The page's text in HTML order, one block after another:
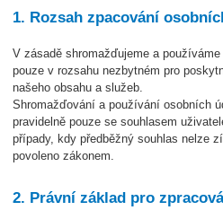
1. Rozsah zpacování
V zásadě shromažďujeme a
pouze v rozsahu nezbytném pro
našeho obsahu a služeb.
Shromažďování a používání osobních
pravidelně pouze se souhlasem
případy, kdy předběžný souhlas nelze
povoleno zákonem.
2. Právní základ pro